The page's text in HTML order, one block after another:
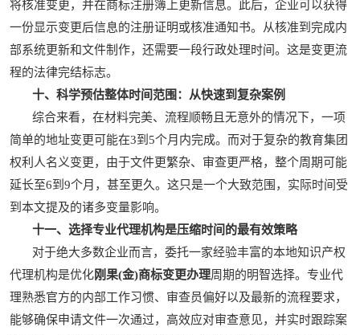
将核准变更，并在商标注册簿上更新信息。此后，企业可以获得
一份显示变更后信息的注册证明或核准通知书。从核准到完成内
部系统更新和文件制作，还需要一段行政处理时间。这是变更流
程的法律完结标志。
十、科学预估整体时间范围：从快速到复杂案例
综合来看，在材料完美、流程顺畅且无意外的情况下，一项
简单的地址变更可能在3到5个月内完成。而对于复杂的教育集团
权利人名义变更，由于文件更繁杂、审查更严格，整个周期可能
延长至6到9个月，甚至更久。这只是一个大致范围，实际时间受
到本文提及的诸多变量影响。
十一、选择专业代理机构是压缩时间的最有效策略
对于绝大多数企业而言，委托一家经验丰富的本地知识产权
代理机构是优化刚果(金)商标变更办理周期的明智选择。专业代
理熟悉官方的内部工作习惯、审查员偏好以及最新的流程要求，
能够确保申请文件一次通过，高效应对审查意见，并实时跟踪案